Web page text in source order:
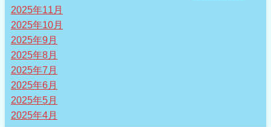
2025年11月
2025年10月
2025年9月
2025年8月
2025年7月
2025年6月
2025年5月
2025年4月